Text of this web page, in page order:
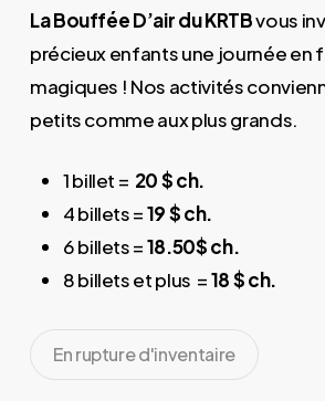
La Bouffée D’air du KRTBvous
précieux enfants une journée en
magiques ! Nos activités
petits comme aux plus grands.
1 billet = 20 $ ch.
4 billets =19 $ ch.
6 billets =18.50$ ch.
8 billets et plus =18 $ ch.
En rupture d'inventaire